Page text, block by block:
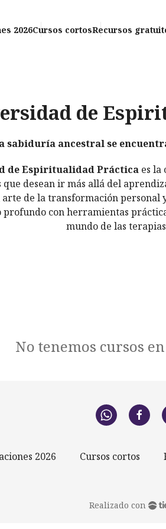
2026Cursos cortosRecursos
de
sabiduría ancestral se
de Espiritualidad Prácticaes la
que desean ir más allá del
arte de la transformación
profundo con herramientas
mundo de las
No tenemos cursos
2026 Cursos cortos
Realizado con